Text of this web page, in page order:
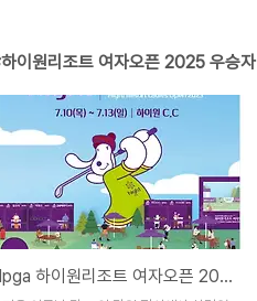
하이원리조트 여자오픈 2025 우승자
klpga 하이원리조트 여자오픈 2025 티켓 할인, 하이원cc 주차장 셔틀, 대회정보